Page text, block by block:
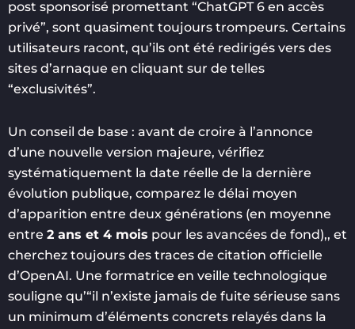
post sponsorisé promettant “ChatGPT 6 en accès
privé”, sont quasiment toujours trompeurs. Certains
utilisateurs racont, qu’ils ont été redirigés vers des
sites d’arnaque en cliquant sur de telles
“exclusivités”.
Un conseil de base : avant de croire à l’annonce
d’une nouvelle version majeure, vérifiez
systématiquement la date réelle de la dernière
évolution publique, comparez le délai moyen
d’apparition entre deux générations (en moyenne
entre 2 ans et 4 mois pour les avancées de fond),, et
cherchez toujours des traces de citation officielle
d’OpenAI. Une formatrice en veille technologique
souligne qu’“il n’existe jamais de fuite sérieuse sans
un minimum d’éléments concrets relayés dans la